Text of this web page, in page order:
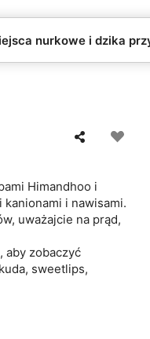
nurkowe i dzika
Himandhoo i
kanionami i nawisami.
uważajcie na prąd,
aby zobaczyć
sweetlips,